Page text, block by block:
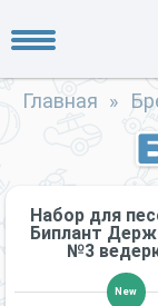
Главная »
Набор для
Биплант
№3
New